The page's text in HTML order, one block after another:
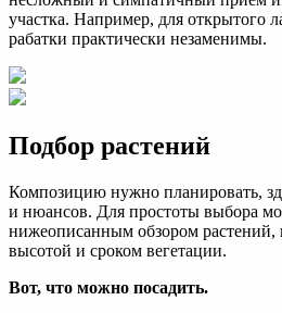
участка. Например, для открытого
рабатки практически незаменимы.
Подбор растений
Композицию нужно планировать,
и нюансов. Для простоты выбора
нижеописанным обзором растений,
высотой и сроком вегетации.
Вот, что можно посадить.